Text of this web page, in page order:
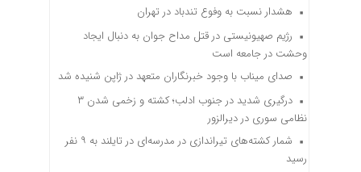
هشدار نسبت به وفوع تندباد در تهران
رژیم صهیونیستی در قتل مداح جوان به دنبال ایجاد
وحشت در جامعه است
صدای میناب با وجود خبرنگاران متعهد در ژاپن شنیده شد
درگیری شدید در جنوب ادلب؛ کشته و زخمی شدن ۳
نظامی سوری در دیرالزور
شمار کشته‌های تیراندازی در مدرسه‌ای در تایلند به ۹ نفر
رسید